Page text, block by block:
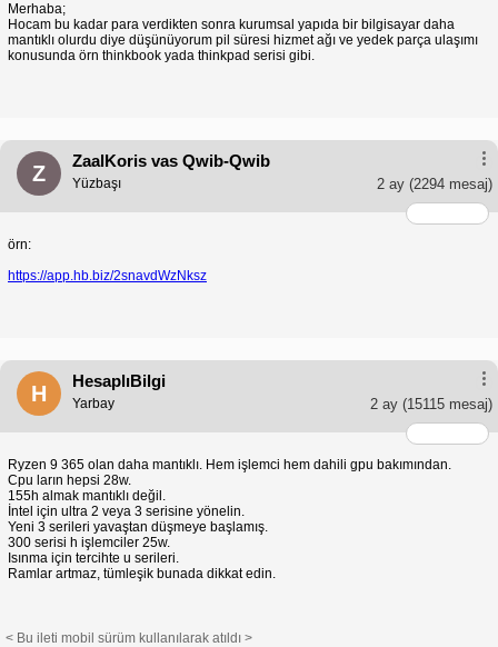
Merhaba;
Hocam bu kadar para verdikten sonra kurumsal yapıda bir bilgisayar daha
mantıklı olurdu diye düşünüyorum pil süresi hizmet ağı ve yedek parça ulaşımı
konusunda örn thinkbook yada thinkpad serisi gibi.
Z
ZaalKoris vas Qwib-Qwib
2 ay (2294 mesaj)
Yüzbaşı
örn:
https://app.hb.biz/2snavdWzNksz
H
HesaplıBilgi
2 ay (15115 mesaj)
Yarbay
Ryzen 9 365 olan daha mantıklı. Hem işlemci hem dahili gpu bakımından.
Cpu ların hepsi 28w.
155h almak mantıklı değil.
İntel için ultra 2 veya 3 serisine yönelin.
Yeni 3 serileri yavaştan düşmeye başlamış.
300 serisi h işlemciler 25w.
Isınma için tercihte u serileri.
Ramlar artmaz, tümleşik bunada dikkat edin.
< Bu ileti mobil sürüm kullanılarak atıldı >